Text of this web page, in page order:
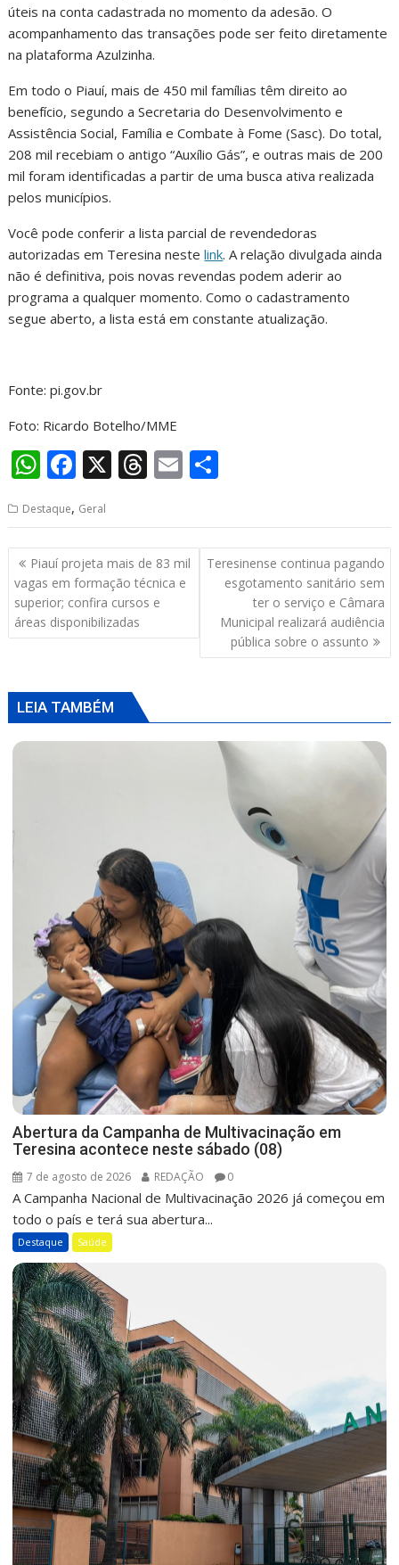
úteis na conta cadastrada no momento da adesão. O
acompanhamento das transações pode ser feito diretamente
na plataforma Azulzinha.
Em todo o Piauí, mais de 450 mil famílias têm direito ao
benefício, segundo a Secretaria do Desenvolvimento e
Assistência Social, Família e Combate à Fome (Sasc). Do total,
208 mil recebiam o antigo “Auxílio Gás”, e outras mais de 200
mil foram identificadas a partir de uma busca ativa realizada
pelos municípios.
Você pode conferir a lista parcial de revendedoras
autorizadas em Teresina nestelink. A relação divulgada ainda
não é definitiva, pois novas revendas podem aderir ao
programa a qualquer momento. Como o cadastramento
segue aberto, a lista está em constante atualização.
Fonte: pi.gov.br
Foto: Ricardo Botelho/MME
W
at
s
A
p
p
F
e
b
o
o
k
X T
re
a
d
s
E
ai
l
ar
e
Destaque, Geral
Navegação
de
Post
Piauí projeta mais de 83 mil
vagas em formação técnica e
superior; confira cursos e
áreas disponibilizadas
Teresinense continua pagando
esgotamento sanitário sem
ter o serviço e Câmara
Municipal realizará audiência
pública sobre o assunto
LEIA TAMBÉM
Abertura da Campanha de Multivacinação em
Teresina acontece neste sábado (08)
7 de agosto de 2026 REDAÇÃO 0
A Campanha Nacional de Multivacinação 2026 já começou em
todo o país e terá sua abertura...
Destaque Saúde